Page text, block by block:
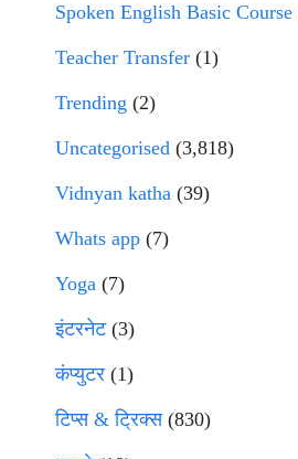
Spoken English Basic Course
Teacher Transfer (1)
Trending (2)
Uncategorised (3,818)
Vidnyan katha (39)
Whats app (7)
Yoga (7)
इंटरनेट(3)
कंप्युटर (1)
टिप्स & ट्रिक्स(830)